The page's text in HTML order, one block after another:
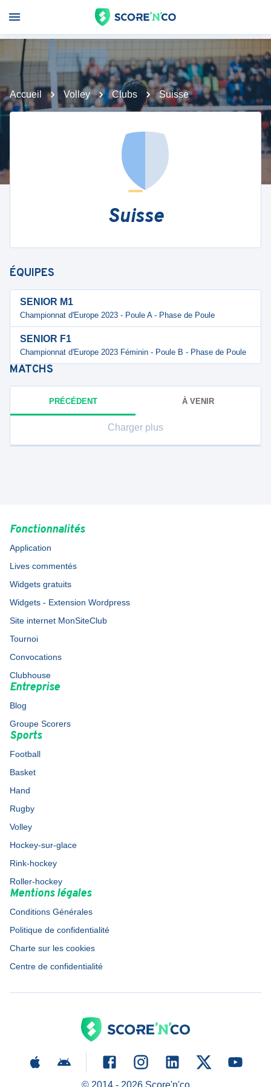
Accueil Volley Clubs Suisse
Suisse
ÉQUIPES
SENIOR M1
Championnat d'Europe 2023 - Poule A - Phase de Poule
SENIOR F1
Championnat d'Europe 2023 Féminin - Poule B - Phase de Poule
MATCHS
PRÉCÉDENT À VENIR
Charger plus
Fonctionnalités
Application
Lives commentés
Widgets gratuits
Widgets - Extension Wordpress
Site internet MonSiteClub
Tournoi
Convocations
Clubhouse
Entreprise
Blog
Groupe Scorers
Sports
Football
Basket
Hand
Rugby
Volley
Hockey-sur-glace
Rink-hockey
Roller-hockey
Mentions légales
Conditions Générales
Politique de confidentialité
Charte sur les cookies
Centre de confidentialité
© 2014 - 2026Score'n'co